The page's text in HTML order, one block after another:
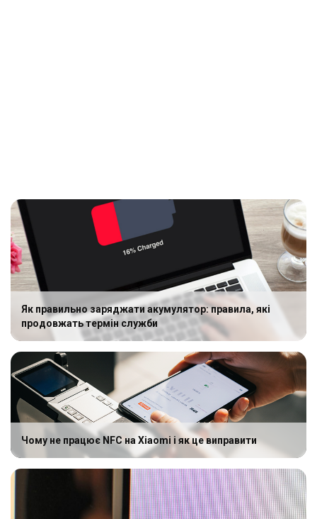
Як правильно заряджати акумулятор: правила, які
продовжать термін служби
Чому не працює NFC на Xiaomi і як це виправити